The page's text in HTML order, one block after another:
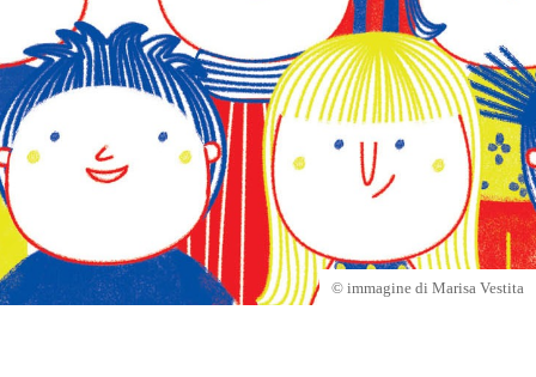
© immagine di Marisa Vestita